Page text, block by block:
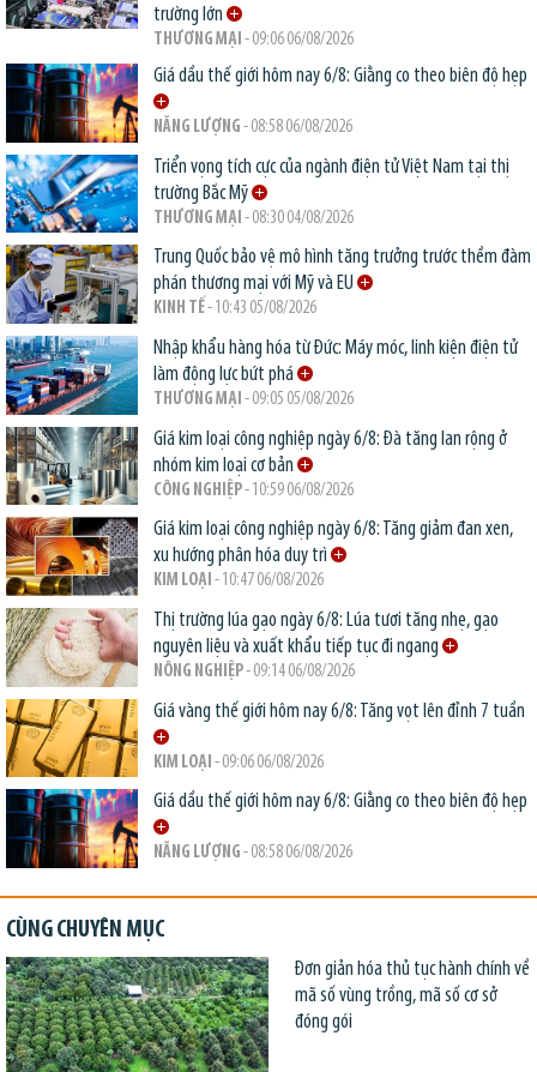
trường lớn
THƯƠNG MẠI - 09:06 06/08/2026
Giá dầu thế giới hôm nay 6/8: Giằng co theo biên độ hẹp
NĂNG LƯỢNG - 08:58 06/08/2026
Triển vọng tích cực của ngành điện tử Việt Nam tại thị
trường Bắc Mỹ
THƯƠNG MẠI - 08:30 04/08/2026
Trung Quốc bảo vệ mô hình tăng trưởng trước thềm đàm
phán thương mại với Mỹ và EU
KINH TẾ- 10:43 05/08/2026
Nhập khẩu hàng hóa từ Đức: Máy móc, linh kiện điện tử
làm động lực bứt phá
THƯƠNG MẠI - 09:05 05/08/2026
Giá kim loại công nghiệp ngày 6/8: Đà tăng lan rộng ở
nhóm kim loại cơ bản
CÔNG NGHIỆP- 10:59 06/08/2026
Giá kim loại công nghiệp ngày 6/8: Tăng giảm đan xen,
xu hướng phân hóa duy trì
KIM LOẠI - 10:47 06/08/2026
Thị trường lúa gạo ngày 6/8: Lúa tươi tăng nhẹ, gạo
nguyên liệu và xuất khẩu tiếp tục đi ngang
NÔNG NGHIỆP- 09:14 06/08/2026
Giá vàng thế giới hôm nay 6/8: Tăng vọt lên đỉnh 7 tuần
KIM LOẠI - 09:06 06/08/2026
Giá dầu thế giới hôm nay 6/8: Giằng co theo biên độ hẹp
NĂNG LƯỢNG - 08:58 06/08/2026
CÙNG CHUYÊN MỤC
Đơn giản hóa thủ tục hành chính về
mã số vùng trồng, mã số cơ sở
đóng gói